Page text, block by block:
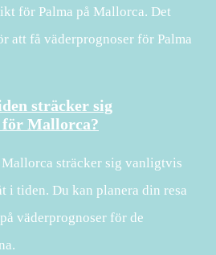
för Palma på Mallorca. Det
att få väderprognoser för Palma
sträcker sig
för Mallorca?
sträcker sig vanligtvis
i tiden. Du kan planera din resa
väderprognoser för de